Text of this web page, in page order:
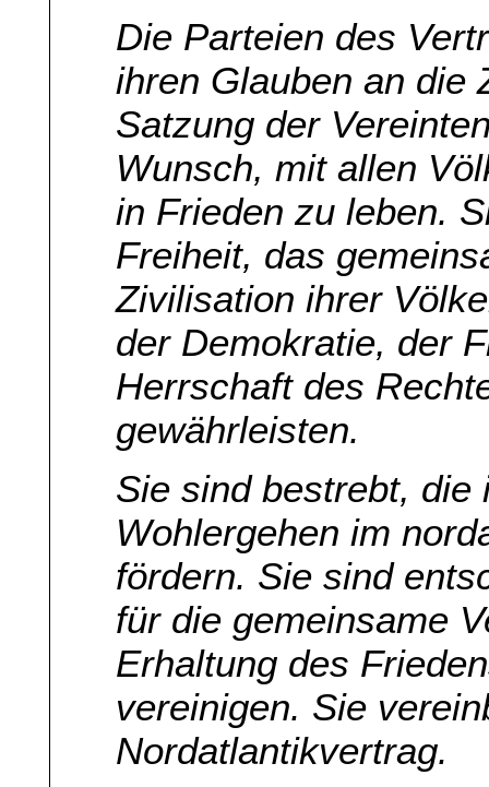
Die Parteien des
ihren Glauben an die
Satzung der
Wunsch, mit allen
in Frieden zu leben.
Freiheit, das
Zivilisation ihrer
der Demokratie, der
Herrschaft des
gewährleisten.
Sie sind bestrebt, die
Wohlergehen im
fördern. Sie sind
für die gemeinsame
Erhaltung des
vereinigen. Sie
Nordatlantikvertrag.